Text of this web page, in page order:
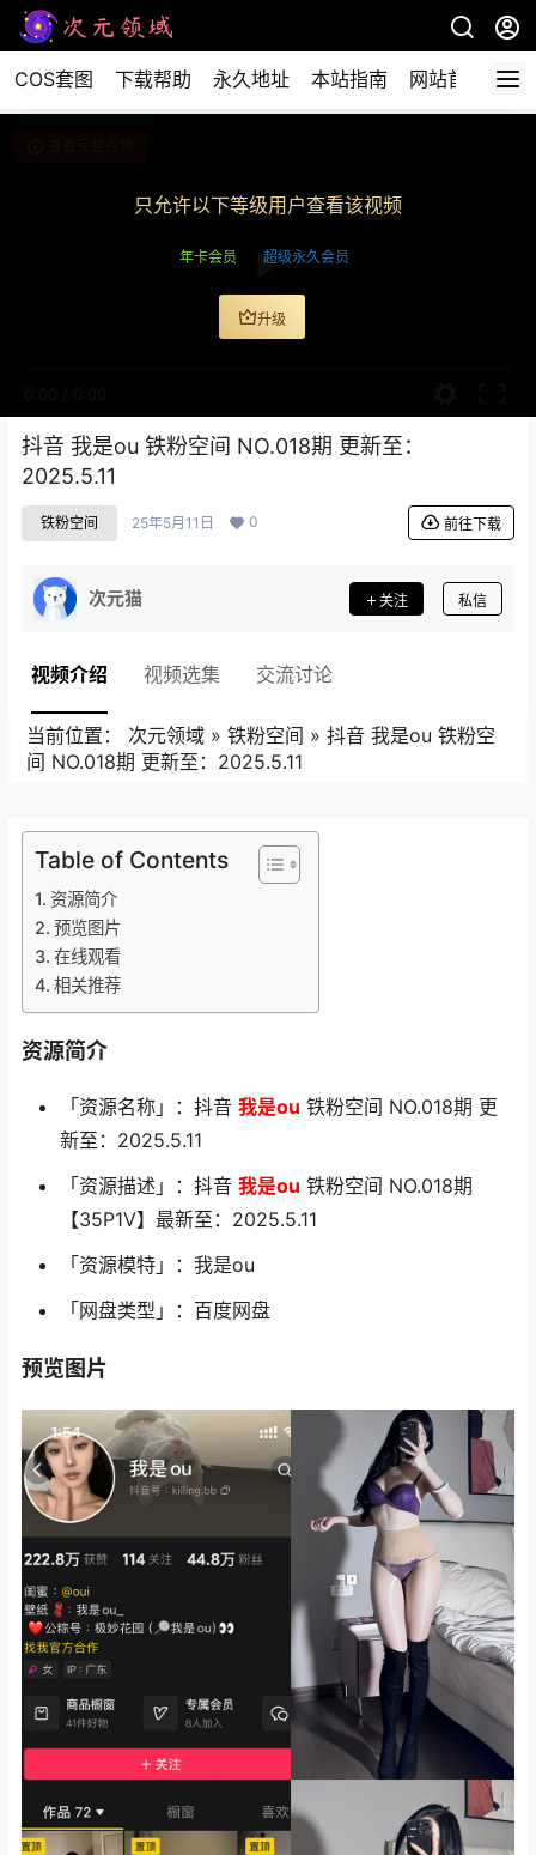
COS套图 下载帮助 永久地址 本站指南 网站首页
只允许以下等级用户查看该视频
年卡会员 超级永久会员
升级
抖音 我是ou 铁粉空间 NO.018期 更新至：
2025.5.11
铁粉空间 25年5月11日 0 前往下载
次元猫 关注 私信
视频介绍 视频选集 交流讨论
当前位置： 次元领域 » 铁粉空间 » 抖音 我是ou 铁粉空
间 NO.018期 更新至：2025.5.11
Table of Contents
资源简介
预览图片
在线观看
相关推荐
资源简介
「资源名称」：抖音 我是ou 铁粉空间 NO.018期 更
新至：2025.5.11
「资源描述」：抖音 我是ou 铁粉空间 NO.018期
【35P1V】最新至：2025.5.11
「资源模特」：我是ou
「网盘类型」：百度网盘
预览图片